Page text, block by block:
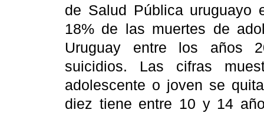
de Salud Pública uruguayo
18% de las muertes de
Uruguay entre los años
suicidios. Las cifras
adolescente o joven se
diez tiene entre 10 y 14